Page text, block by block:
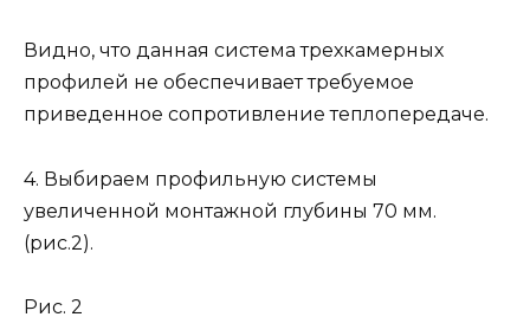
Видно, что данная система трехкамерных
профилей не обеспечивает требуемое
приведенное сопротивление теплопередаче.
4. Выбираем профильную системы
увеличенной монтажной глубины 70 мм.
(рис.2).
Рис. 2